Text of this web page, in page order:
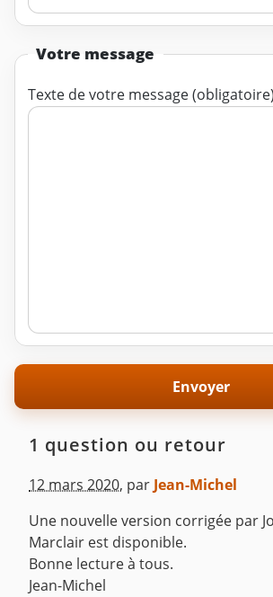
Votre message
Texte de votre message (obligatoire)
1 question ou retour
12 mars 2020, parJean-Michel
Une nouvelle version corrigée par
Marclair est disponible.
Bonne lecture à tous.
Jean-Michel